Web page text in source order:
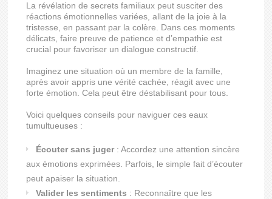
La révélation de secrets familiaux peut susciter des
réactions émotionnelles variées, allant de la joie à la
tristesse, en passant par la colère. Dans ces moments
délicats, faire preuve de patience et d’empathie est
crucial pour favoriser un dialogue constructif.
Imaginez une situation où un membre de la famille,
après avoir appris une vérité cachée, réagit avec une
forte émotion. Cela peut être déstabilisant pour tous.
Voici quelques conseils pour naviguer ces eaux
tumultueuses :
Écouter sans juger: Accordez une attention sincère
aux émotions exprimées. Parfois, le simple fait d’écouter
peut apaiser la situation.
Valider les sentiments : Reconnaître que les